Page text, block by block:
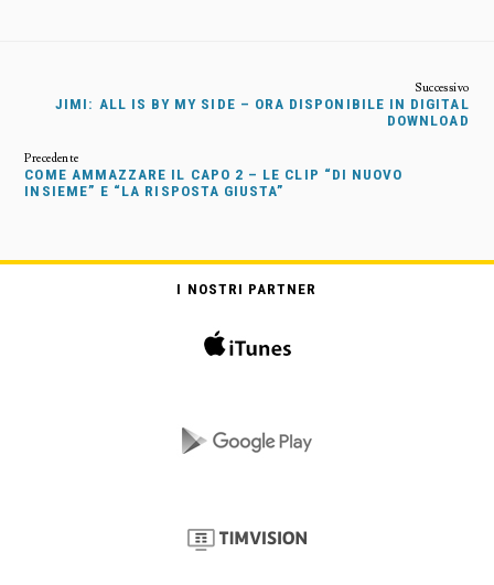
JIMI: ALL IS BY MY SIDE – ORA DISPONIBILE IN DIGITAL
DOWNLOAD
COME AMMAZZARE IL CAPO 2 – LE CLIP “DI NUOVO
INSIEME” E “LA RISPOSTA GIUSTA”
I NOSTRI PARTNER